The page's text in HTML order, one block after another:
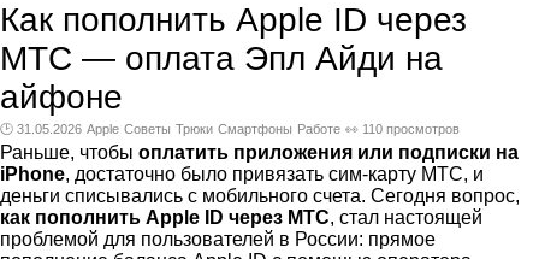
Как пополнить Apple ID через
МТС — оплата Эпл Айди на
айфоне
🕑 31.05.2026 Apple Советы Трюки Смартфоны Работе 👀 110 просмотров
Раньше, чтобы оплатить приложения или подписки на
iPhone, достаточно было привязать сим-карту МТС, и
деньги списывались с мобильного счета. Сегодня вопрос,
как пополнить Apple ID через МТС, стал настоящей
проблемой для пользователей в России: прямое